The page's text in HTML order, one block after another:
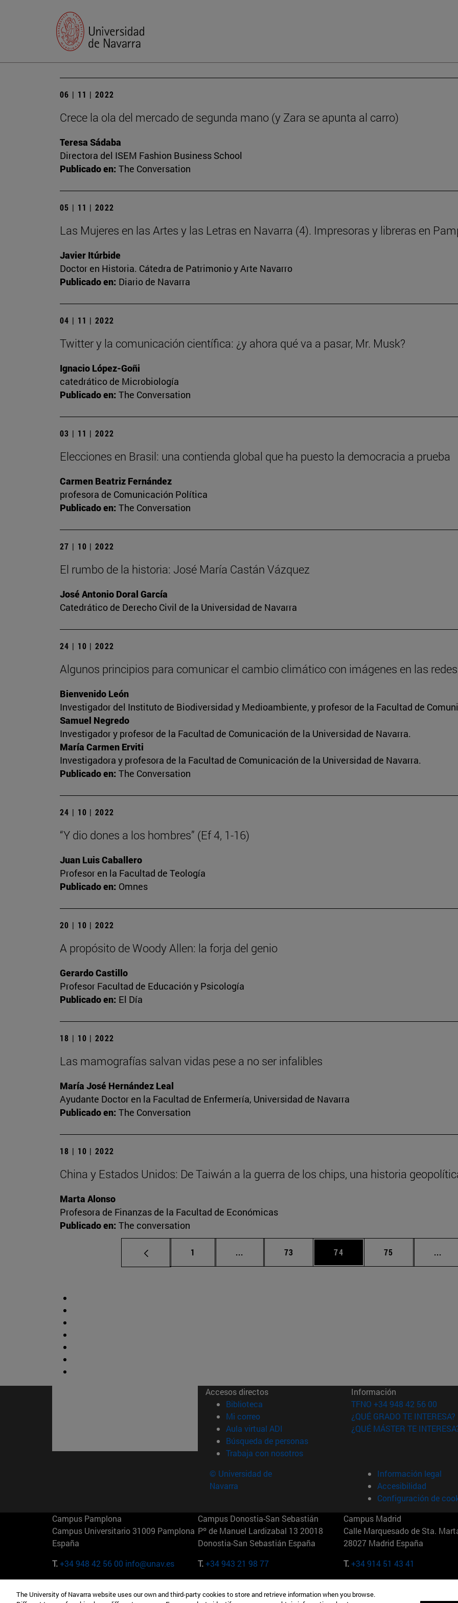
06 | 11 | 2022
Crece la ola del mercado de segunda mano (y Zara se apunta al carro)
Teresa Sádaba
Directora del ISEM Fashion Business School
Publicado en: The Conversation
05 | 11 | 2022
Las Mujeres en las Artes y las Letras en Navarra (4). Impresoras y libreras en
Javier Itúrbide
Doctor en Historia. Cátedra de Patrimonio y Arte Navarro
Publicado en: Diario de Navarra
04 | 11 | 2022
Twitter y la comunicación científica: ¿y ahora qué va a pasar, Mr. Musk?
Ignacio López-Goñi
catedrático de Microbiología
Publicado en: The Conversation
03 | 11 | 2022
Elecciones en Brasil: una contienda global que ha puesto la democracia a prueba
Carmen Beatriz Fernández
profesora de Comunicación Política
Publicado en: The Conversation
27 | 10 | 2022
El rumbo de la historia: José María Castán Vázquez
José Antonio Doral García
Catedrático de Derecho Civil de la Universidad de Navarra
24 | 10 | 2022
Algunos principios para comunicar el cambio climático con imágenes en las
Bienvenido León
Investigador del Instituto de Biodiversidad y Medioambiente, y profesor de la Facultad de
Samuel Negredo
Investigador y profesor de la Facultad de Comunicación de la Universidad de Navarra.
María Carmen Erviti
Investigadora y profesora de la Facultad de Comunicación de la Universidad de Navarra.
Publicado en: The Conversation
24 | 10 | 2022
“Y dio dones a los hombres” (Ef 4, 1-16)
Juan Luis Caballero
Profesor en la Facultad de Teología
Publicado en: Omnes
20 | 10 | 2022
A propósito de Woody Allen: la forja del genio
Gerardo Castillo
Profesor Facultad de Educación y Psicología
Publicado en: El Día
18 | 10 | 2022
Las mamografías salvan vidas pese a no ser infalibles
María José Hernández Leal
Ayudante Doctor en la Facultad de Enfermería, Universidad de Navarra
Publicado en: The Conversation
18 | 10 | 2022
China y Estados Unidos: De Taiwán a la guerra de los chips, una historia
Marta Alonso
Profesora de Finanzas de la Facultad de Económicas
Publicado en: The conversation
Página
1 ... Páginas intermedias Use TAB para desplazarse.
Página
73 Página
74 Página
75 ...
Accesos directos
Biblioteca (abre en nueva ventana)
Mi correo(abre en nueva ventana)
Aula virtual ADI (abre en nueva ventana)
Búsqueda de personas(abre en nueva ventana)
Trabaja con nosotros(abre en nueva ventana)
Información
TFNO +34 948 42 56 00
¿QUÉ GRADO TE INTERESA?
¿QUÉ MÁSTER TE
© Universidad de
Navarra
Información legal
Accesibilidad
Configuración de
Campus Pamplona
Campus Universitario 31009 Pamplona
España
T.+34 948 42 56 00 info@unav.es
Campus Donostia-San Sebastián
Pº de Manuel Lardizabal 13 20018
Donostia-San Sebastián España
T.+34 943 21 98 77
Campus Madrid
Calle Marquesado de Sta.
28027 Madrid España
T.+34 914 51 43 41
Camino del Cerro Águila 3 28023
165 W 57th St 10019-2201 Nueva York Maria-Theresia-Straße 15 81675
The University of Navarra website uses our own and third-party cookies to store and retrieve information when you browse.